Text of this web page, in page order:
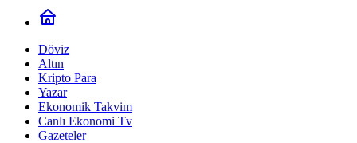
Döviz
Altın
Kripto Para
Yazar
Ekonomik Takvim
Canlı Ekonomi Tv
Gazeteler